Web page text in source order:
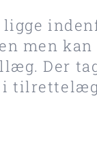
men
Der
i